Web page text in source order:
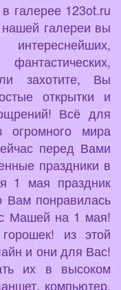
галерее 123ot.ru
галереи вы
захотите, Вы
открытки и
Всё для
мира
перед Вами
праздники в
1 мая праздник
Вам понравилась
с Машей на 1 мая!
из этой
и они для Вас!
их в высоком
компьютер,